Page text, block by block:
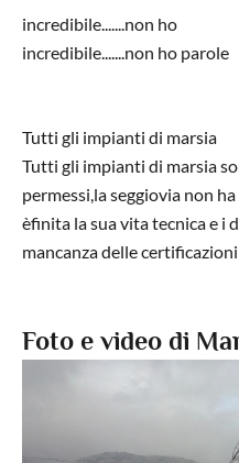
incredibile.......non ho
incredibile.......non ho parole
Tutti gli impianti di marsia
Tutti gli impianti di marsia
permessi,la seggiovia non
èfinita la sua vita tecnica e i
mancanza delle
Foto e video di